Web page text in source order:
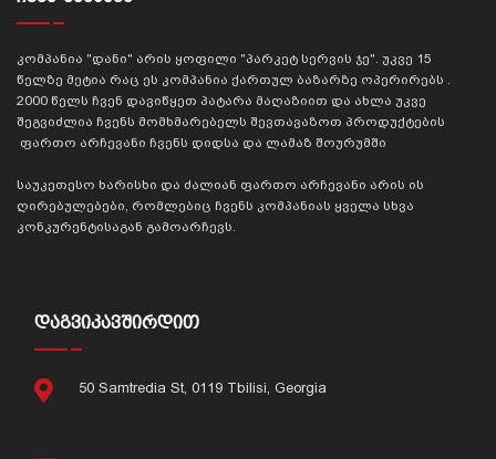
კომპანია "დანი" არის ყოფილი "პარკეტ სერვის ჯე". უკვე 15
წელზე მეტია რაც ეს კომპანია ქართულ ბაზარზე ოპერირებს .
2000 წელს ჩვენ დავიწყეთ პატარა მაღაზიით და ახლა უკვე
შეგვიძლია ჩვენს მომხმარებელს შევთავაზოთ პროდუქტების
ფართო არჩევანი ჩვენს დიდსა და ლამაზ შოურუმში
საუკეთესო ხარისხი და ძალიან ფართო არჩევანი არის ის
ღირებულებები, რომლებიც ჩვენს კომპანიას ყველა სხვა
კონკურენტისაგან გამოარჩევს.
ᲓᲐᲒᲕᲘᲙᲐᲕᲨᲘᲠᲓᲘᲗ
50 Samtredia St, 0119 Tbilisi, Georgia